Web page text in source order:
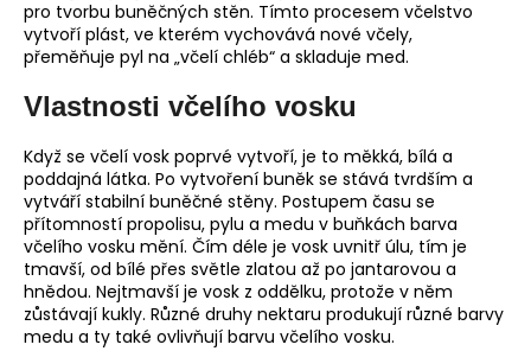
pro tvorbu buněčných stěn. Tímto procesem včelstvo
vytvoří plást, ve kterém vychovává nové včely,
přeměňuje pyl na „včelí chléb“ a skladuje med.
Vlastnosti včelího vosku
Když se včelí vosk poprvé vytvoří, je to měkká, bílá a
poddajná látka. Po vytvoření buněk se stává tvrdším a
vytváří stabilní buněčné stěny. Postupem času se
přítomností propolisu, pylu a medu v buňkách barva
včelího vosku mění. Čím déle je vosk uvnitř úlu, tím je
tmavší, od bílé přes světle zlatou až po jantarovou a
hnědou. Nejtmavší je vosk z oddělku, protože v něm
zůstávají kukly. Různé druhy nektaru produkují různé barvy
medu a ty také ovlivňují barvu včelího vosku.